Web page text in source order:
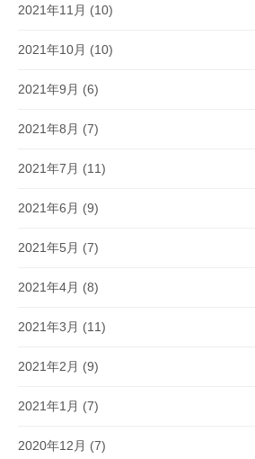
2021年11月 (10)
2021年10月 (10)
2021年9月 (6)
2021年8月 (7)
2021年7月 (11)
2021年6月 (9)
2021年5月 (7)
2021年4月 (8)
2021年3月 (11)
2021年2月 (9)
2021年1月 (7)
2020年12月 (7)